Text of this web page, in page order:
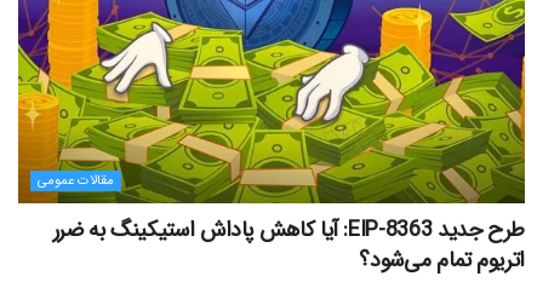
مقالات عمومی
طرح جدید EIP-8363: آیا کاهش پاداش استیکینگ به ضرر
اتریوم تمام می‌شود؟